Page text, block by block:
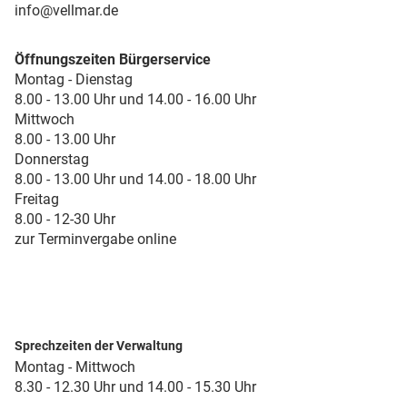
info@vellmar.de
Öffnungszeiten Bürgerservice
Montag - Dienstag
8.00 - 13.00 Uhr und 14.00 - 16.00 Uhr
Mittwoch
8.00 - 13.00 Uhr
Donnerstag
8.00 - 13.00 Uhr und 14.00 - 18.00 Uhr
Freitag
8.00 - 12-30 Uhr
zur Terminvergabe online
Sprechzeiten der Verwaltung
Montag - Mittwoch
8.30 - 12.30 Uhr und 14.00 - 15.30 Uhr